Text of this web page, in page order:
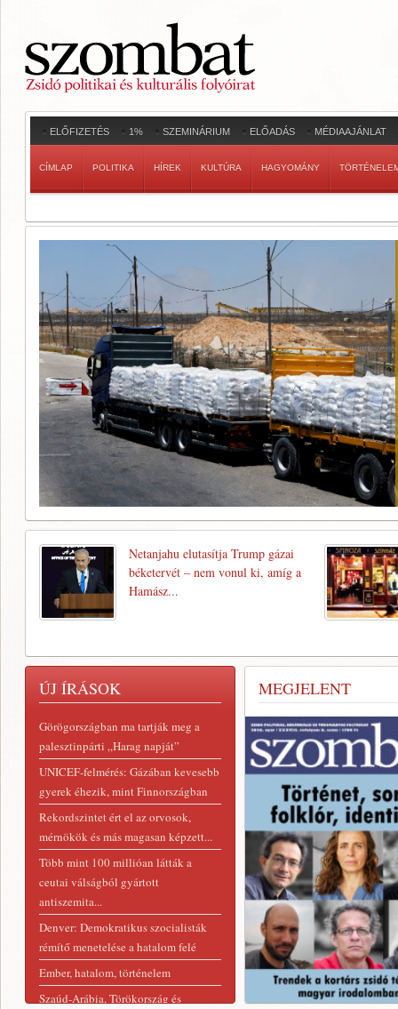
ELŐFIZETÉS 1% SZEMINÁRIUM ELŐADÁS MÉDIAAJÁNLAT
CÍMLAP POLITIKA HÍREK KULTÚRA HAGYOMÁNY
Netanjahu elutasítja Trump gázai
béketervét – nem vonul ki, amíg a
Hamász...
ÚJ ÍRÁSOK
Görögországban ma tartják meg a
palesztinpárti „Harag napját”
UNICEF-felmérés: Gázában kevesebb
gyerek éhezik, mint Finnországban
Rekordszintet ért el az orvosok,
mérnökök és más magasan képzett...
Több mint 100 millióan látták a
ceutai válságból gyártott
antiszemita...
Denver: Demokratikus szocialisták
rémítő menetelése a hatalom felé
Ember, hatalom, történelem
Szaúd-Arábia, Törökország és
MEGJELENT